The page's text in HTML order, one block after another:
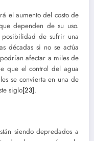
el aumento del costo de
dependen de su uso.
posibilidad de sufrir una
décadas si no se actúa
afectar a miles de
que el control del agua
se convierta en una de
siglo[23].
siendo depredados a